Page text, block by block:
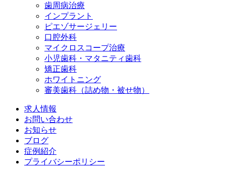
歯周病治療
インプラント
ピエゾサージェリー
口腔外科
マイクロスコープ治療
小児歯科・マタニティ歯科
矯正歯科
ホワイトニング
審美歯科（詰め物・被せ物）
求人情報
お問い合わせ
お知らせ
ブログ
症例紹介
プライバシーポリシー